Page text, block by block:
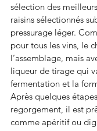
sélection des
raisins sélectionnés
pressurage léger.
pour tous les vins, le
l’assemblage, mais
liqueur de tirage qui
fermentation et la
Après quelques
regorgement, il est
comme apéritif ou